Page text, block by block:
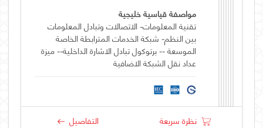
مواصفة قياسية خليجية
تقنية المعلومات- الاتصالات وتبادل المعلومات
بين النظم- شبكة الخدمات المترابطة الخاصة
الموسعة -- برتوكول تبادل الاشارة الداخلية-- ميزة
عداد نقل الشبكة الاضافية
نظرة سريعة التفاصيل